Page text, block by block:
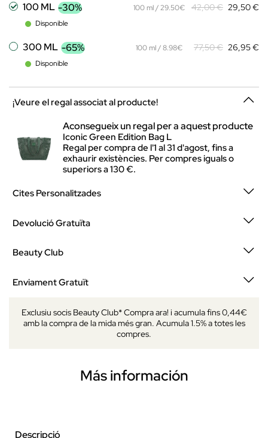
100 ML -30%
Disponible
100 ml / 29.50€ 42,00 € 29,50 €
300 ML -65%
Disponible
100 ml / 8.98€ 77,50 € 26,95 €
¡Veure el regal associat al producte!
Aconsegueix un regal per a aquest producte
Iconic Green Edition Bag L
Regal per compra de l'1 al 31 d'agost, fins a
exhaurir existències. Per compres iguals o
superiors a 130 €.
Cites Personalitzades
Devolució Gratuïta
Beauty Club
Enviament Gratuït
Exclusiu socis Beauty Club* Compra ara! i acumula fins 0,44€
amb la compra de la mida més gran. Acumula 1.5% a totes les
compres.
Más información
Descripció